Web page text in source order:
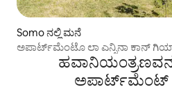
Somo ನಲ್ಲಿ ಮನೆ
ಅಪಾರ್ಟ್‌ಮೆಂಟೊ ಲಾ ಎನ್ಸಿನಾ ಕಾನ್
ಅಪಾರ್ಟ್‌ಮೆಂಟ್‌